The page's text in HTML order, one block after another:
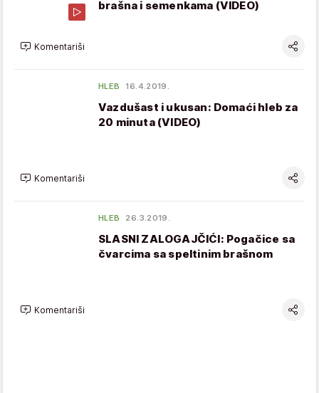
brašna i semenkama (VIDEO)
Komentariši
HLEB 16.4.2019.
Vazdušast i ukusan: Domaći hleb za
20 minuta (VIDEO)
Komentariši
HLEB 26.3.2019.
SLASNI ZALOGAJČIĆI: Pogačice sa
čvarcima sa speltinim brašnom
Komentariši